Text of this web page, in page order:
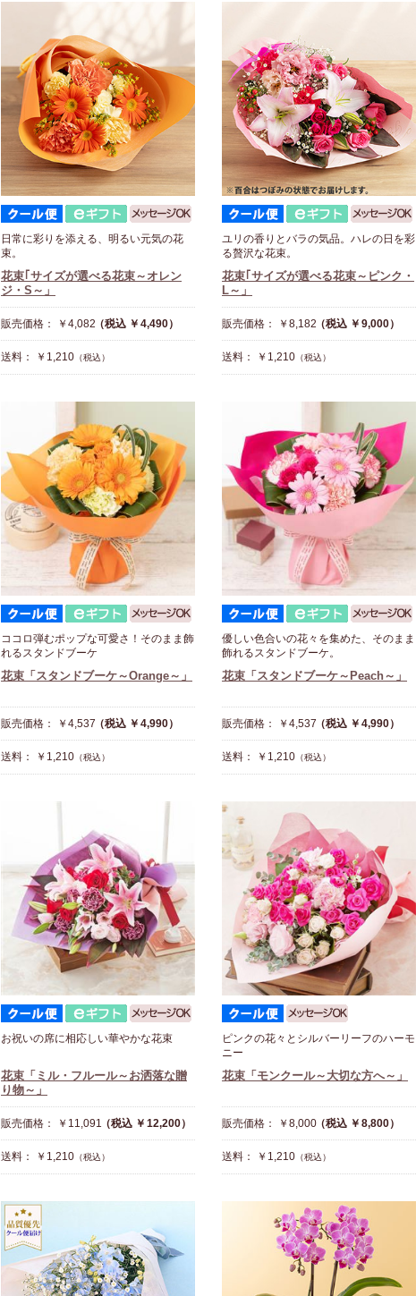
日常に彩りを添える、明るい元気の花
束。
花束｢サイズが選べる花束～オレン
ジ・S～」
販売価格： ￥4,082（税込 ￥4,490）
送料： ￥1,210 （税込）
ユリの香りとバラの気品。ハレの日を彩
る贅沢な花束。
花束｢サイズが選べる花束～ピンク・
L～」
販売価格： ￥8,182（税込 ￥9,000）
送料： ￥1,210 （税込）
ココロ弾むポップな可愛さ！そのまま飾
れるスタンドブーケ
花束「スタンドブーケ～Orange～」
販売価格： ￥4,537（税込 ￥4,990）
送料： ￥1,210 （税込）
優しい色合いの花々を集めた、そのまま
飾れるスタンドブーケ。
花束「スタンドブーケ～Peach～」
販売価格： ￥4,537（税込 ￥4,990）
送料： ￥1,210 （税込）
お祝いの席に相応しい華やかな花束
花束「ミル・フルール～お洒落な贈
り物～」
販売価格： ￥11,091（税込 ￥12,200）
送料： ￥1,210 （税込）
ピンクの花々とシルバーリーフのハーモ
ニー
花束「モンクール～大切な方へ～」
販売価格： ￥8,000（税込 ￥8,800）
送料： ￥1,210 （税込）